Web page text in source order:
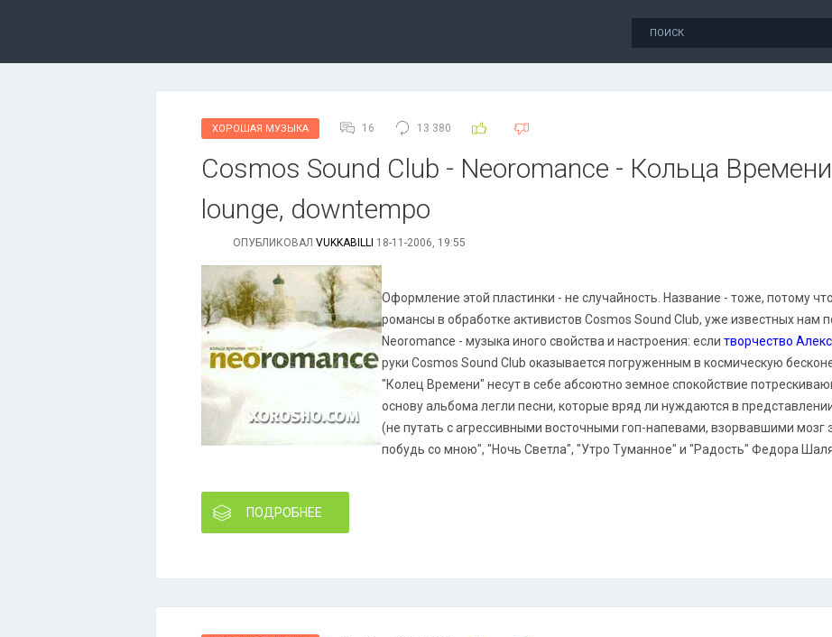
ХОРОШАЯ МУЗЫКА 16 13 380
Cosmos Sound Club - Neoromance - Кольца
lounge, downtempo
ОПУБЛИКОВАЛ VUKKABILLI 18-11-2006, 19:55
Оформление этой пластинки - не случайность. Название - тоже, потому
романсы в обработке активистов Cosmos Sound Club, уже известных нам
Neoromance - музыка иного свойства и настроения: если творчество
руки Cosmos Sound Club оказывается погруженным в космическую
"Колец Времени" несут в себе абсоютно земное спокойствие
основу альбома легли песни, которые вряд ли нуждаются в
(не путать с агрессивными восточными гоп-напевами, взорвавшими мозг
побудь со мною", "Ночь Светла", "Утро Туманное" и "Радость" Федора
ПОДРОБНЕЕ